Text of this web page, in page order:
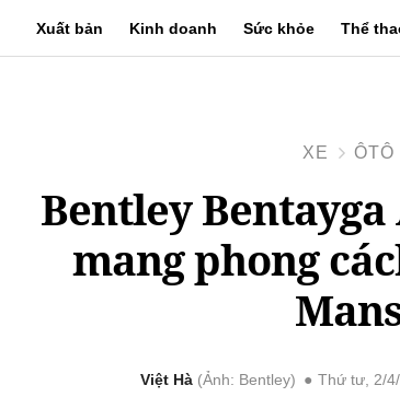
Xuất bản Kinh doanh Sức khỏe Thể
XE ÔTÔ
Bentley
mang phong
Việt Hà Ảnh: Bentley Thứ tư, 2/